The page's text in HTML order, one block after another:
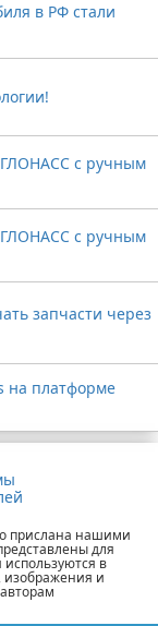
в РФ стали
ГЛОНАСС с ручным
ГЛОНАСС с ручным
запчасти через
на платформе
прислана нашими
для
в
изображения и